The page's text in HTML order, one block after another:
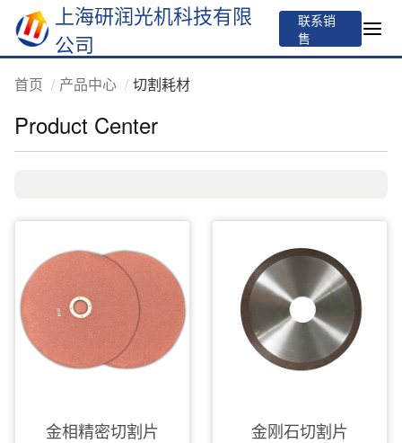
上海研润光机科技有限
公司
联系销
售
首页 产品中心 切割耗材
Product Center
金相精密切割片 金刚石切割片